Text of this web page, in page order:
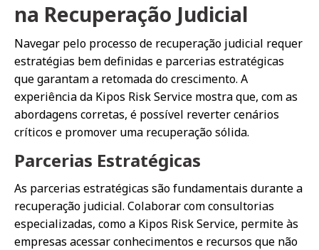
na Recuperação Judicial
Navegar pelo processo de recuperação judicial requer
estratégias bem definidas e parcerias estratégicas
que garantam a retomada do crescimento. A
experiência da Kipos Risk Service mostra que, com as
abordagens corretas, é possível reverter cenários
críticos e promover uma recuperação sólida.
Parcerias Estratégicas
As parcerias estratégicas são fundamentais durante a
recuperação judicial. Colaborar com consultorias
especializadas, como a Kipos Risk Service, permite às
empresas acessar conhecimentos e recursos que não